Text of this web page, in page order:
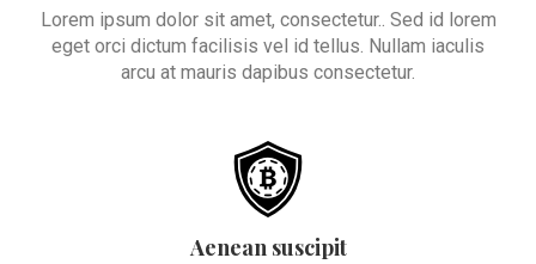
Lorem ipsum dolor sit amet, consectetur.. Sed id lorem
eget orci dictum facilisis vel id tellus. Nullam iaculis
arcu at mauris dapibus consectetur.
Aenean suscipit